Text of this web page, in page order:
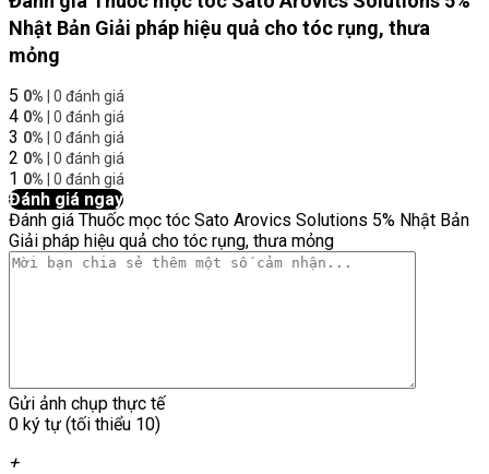
Nhật Bản Giải pháp hiệu quả cho tóc rụng, thưa
mỏng
5 0% | 0 đánh giá
4 0% | 0 đánh giá
3 0% | 0 đánh giá
2 0% | 0 đánh giá
1 0% | 0 đánh giá
Đánh giá ngay
Đánh giá Thuốc mọc tóc Sato Arovics Solutions 5% Nhật Bản
Giải pháp hiệu quả cho tóc rụng, thưa mỏng
Gửi ảnh chụp thực tế
0 ký tự (tối thiểu 10)
+